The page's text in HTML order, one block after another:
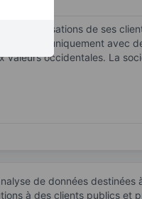
organisations de ses
travaille uniquement avec
valeurs occidentales. La
de données destinées
à des clients publics et